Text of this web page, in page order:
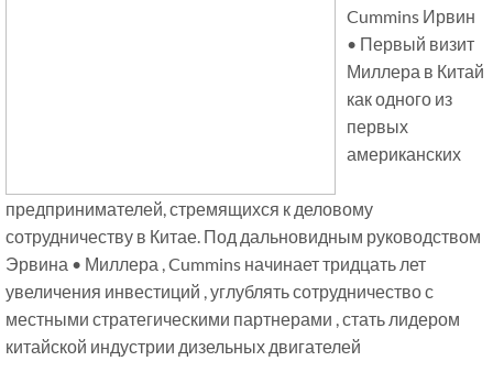
Cummins Ирвин
• Первый визит
Миллера в Китай
как одного из
первых
американских
предпринимателей, стремящихся к деловому
сотрудничеству в Китае. Под дальновидным руководством
Эрвина • Миллера , Cummins начинает тридцать лет
увеличения инвестиций , углублять сотрудничество с
местными стратегическими партнерами , стать лидером
китайской индустрии дизельных двигателей